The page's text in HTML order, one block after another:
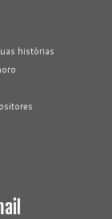
histórias